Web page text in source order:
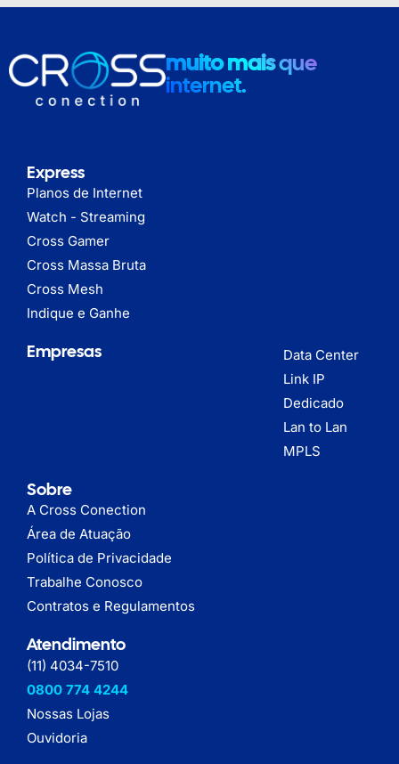
muito maisque
internet.
Express
Planos de Internet
Watch - Streaming
Cross Gamer
Cross Massa Bruta
Cross Mesh
Indique e Ganhe
Empresas
Data Center
Link IP
Dedicado
Lan to Lan
MPLS
Sobre
A Cross Conection
Área de Atuação
Política de Privacidade
Trabalhe Conosco
Contratos e Regulamentos
Atendimento
(11) 4034-7510
0800 774 4244
Nossas Lojas
Ouvidoria